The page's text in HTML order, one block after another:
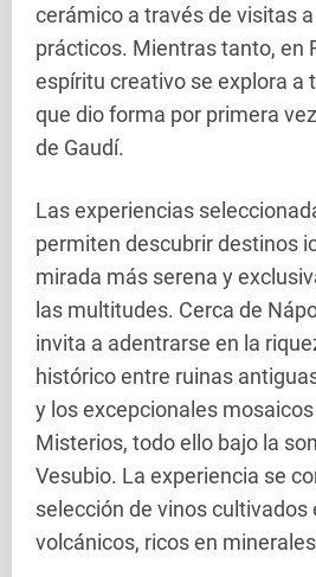
cerámico a través de visitas
prácticos. Mientras tanto, en
espíritu creativo se explora a
que dio forma por primera
de Gaudí.
Las experiencias
permiten descubrir destinos
mirada más serena y
las multitudes. Cerca de
invita a adentrarse en la
histórico entre ruinas
y los excepcionales
Misterios, todo ello bajo la
Vesubio. La experiencia se
selección de vinos cultivados
volcánicos, ricos en